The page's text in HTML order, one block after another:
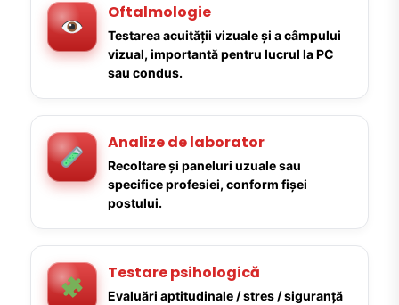
Oftalmologie
Testarea acuității vizuale și a câmpului
vizual, importantă pentru lucrul la PC
sau condus.
Analize de laborator
Recoltare și paneluri uzuale sau
specifice profesiei, conform fișei
postului.
Testare psihologică
Evaluări aptitudinale / stres / siguranță